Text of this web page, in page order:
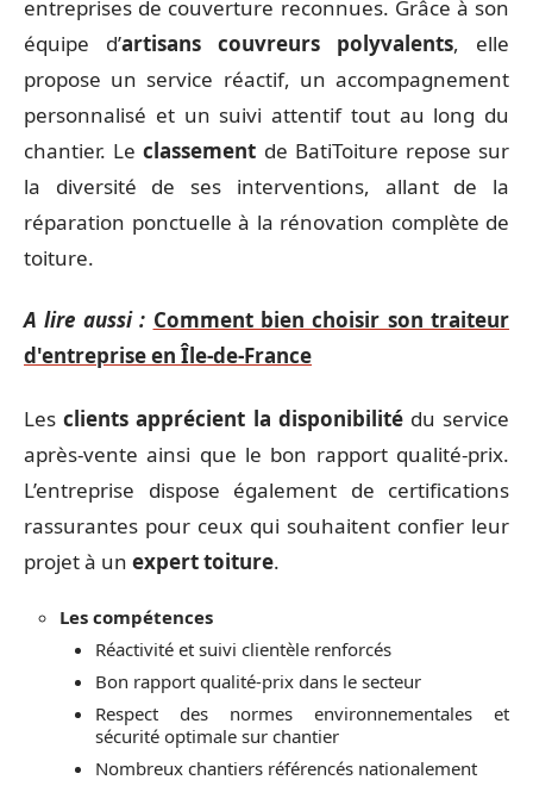
entreprises de couverture reconnues. Grâce à son
équipe d’artisans couvreurs polyvalents, elle
propose un service réactif, un accompagnement
personnalisé et un suivi attentif tout au long du
chantier. Leclassement de BatiToiture repose sur
la diversité de ses interventions, allant de la
réparation ponctuelle à la rénovation complète de
toiture.
A lire aussi : Comment bien choisir son traiteur
d'entreprise en Île-de-France
Lesclients apprécient la disponibilitédu service
après-vente ainsi que le bon rapport qualité-prix.
L’entreprise dispose également de certifications
rassurantes pour ceux qui souhaitent confier leur
projet à un expert toiture.
Les compétences
Réactivité et suivi clientèle renforcés
Bon rapport qualité-prix dans le secteur
Respect des normes environnementales et
sécurité optimale sur chantier
Nombreux chantiers référencés nationalement